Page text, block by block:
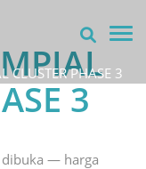
CLUSTER PHASE 3
3
dibuka — harga